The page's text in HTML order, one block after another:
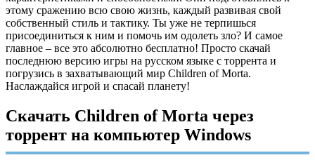
этому сражению всю свою жизнь, каждый развивая свой
собственный стиль и тактику. Ты уже не терпишься
присоединиться к ним и помочь им одолеть зло? И самое
главное – все это абсолютно бесплатно! Просто скачай
последнюю версию игры на русском языке с торрента и
погрузись в захватывающий мир Children of Morta.
Наслаждайся игрой и спасай планету!
Скачать Children of Morta через
торрент на компьютер Windows